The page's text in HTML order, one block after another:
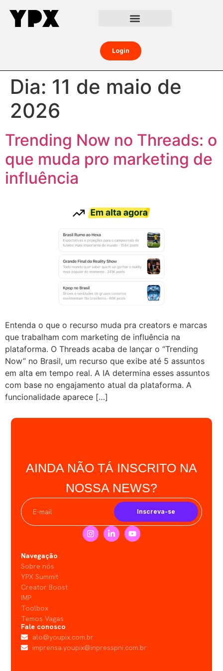
Login
Dia: 11 de maio de
2026
Trending Now no Threads: o
que muda pro marketing de
influência
Entenda o que o recurso muda pra creators e marcas
que trabalham com marketing de influência na
plataforma. O Threads acaba de lançar o “Trending
Now” no Brasil, um recurso que exibe até 5 assuntos
em alta em tempo real. A IA determina esses assuntos
com base no engajamento atual da plataforma. A
funcionalidade aparece […]
AINDA NÃO TÁ INSCRITO NA
NOSSA NEWS?
Inscreva-se
Navegação
Sobre nós
YPX Summit
Creator Boost
IMP
Toolbox
Temos Vagas
Fale conosco
alo@youpix.com.br
imprensa.youpix@inpresspni.com.br